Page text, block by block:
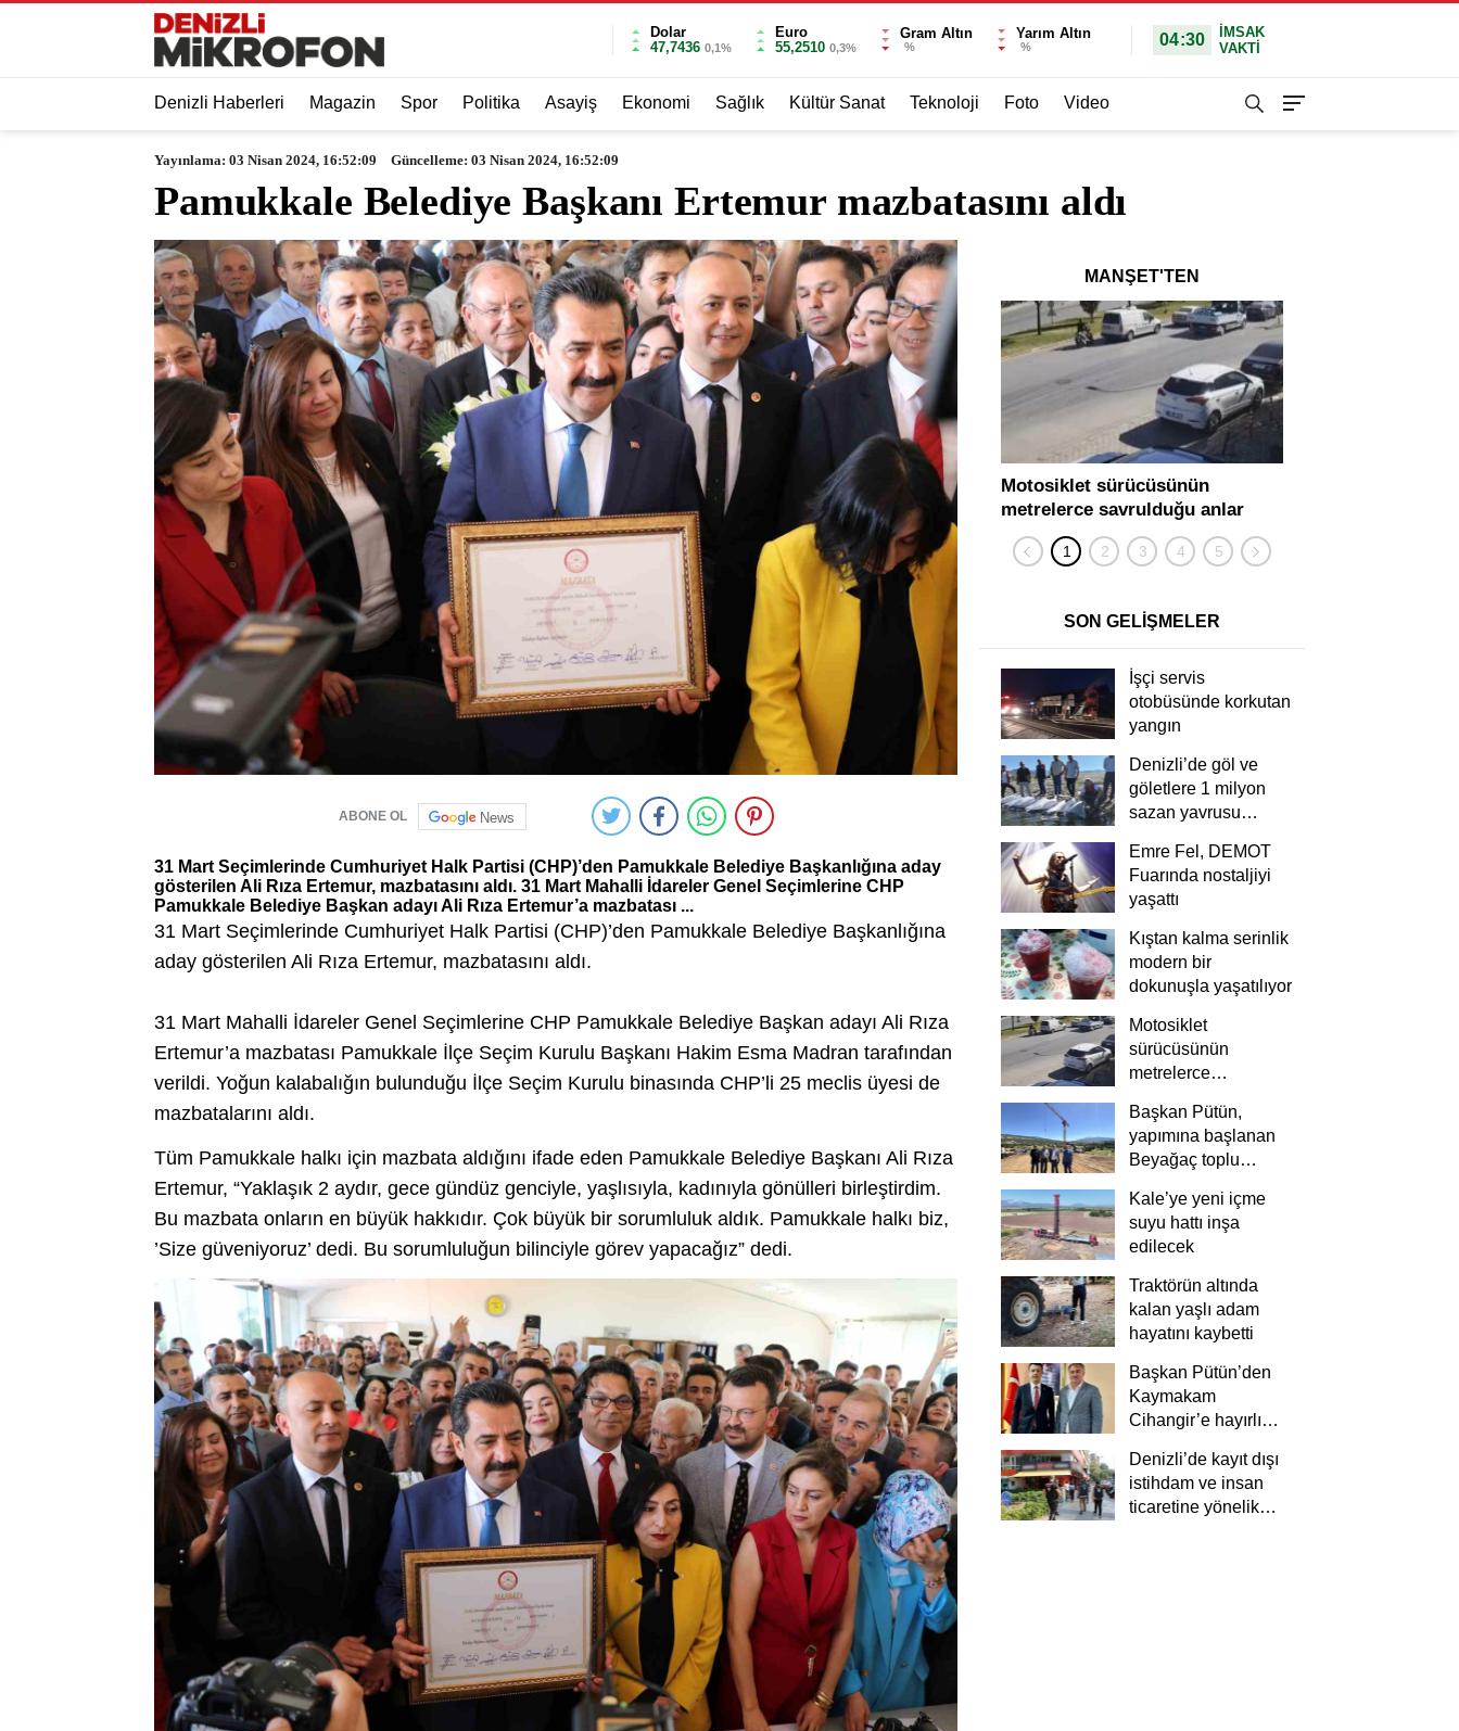
Dolar
47,7436 0,1%
Euro
55,2510 0,3%
Gram Altın
%
Yarım Altın
% 04:30
İMSAK
VAKTİ
Denizli Haberleri Magazin Spor Politika Asayiş Ekonomi Sağlık Kültür Sanat Teknoloji Foto Video
Yayınlama: 03 Nisan 2024, 16:52:09 Güncelleme: 03 Nisan 2024, 16:52:09
Pamukkale Belediye Başkanı Ertemur mazbatasını aldı
ABONE OL News
31 Mart Seçimlerinde Cumhuriyet Halk Partisi (CHP)’den Pamukkale Belediye Başkanlığına aday
gösterilen Ali Rıza Ertemur, mazbatasını aldı. 31 Mart Mahalli İdareler Genel Seçimlerine CHP
Pamukkale Belediye Başkan adayı Ali Rıza Ertemur’a mazbatası ...
31 Mart Seçimlerinde Cumhuriyet Halk Partisi (CHP)’den Pamukkale Belediye Başkanlığına
aday gösterilen Ali Rıza Ertemur, mazbatasını aldı.
31 Mart Mahalli İdareler Genel Seçimlerine CHP Pamukkale Belediye Başkan adayı Ali Rıza
Ertemur’a mazbatası Pamukkale İlçe Seçim Kurulu Başkanı Hakim Esma Madran tarafından
verildi. Yoğun kalabalığın bulunduğu İlçe Seçim Kurulu binasında CHP’li 25 meclis üyesi de
mazbatalarını aldı.
Tüm Pamukkale halkı için mazbata aldığını ifade eden Pamukkale Belediye Başkanı Ali Rıza
Ertemur, “Yaklaşık 2 aydır, gece gündüz genciyle, yaşlısıyla, kadınıyla gönülleri birleştirdim.
Bu mazbata onların en büyük hakkıdır. Çok büyük bir sorumluluk aldık. Pamukkale halkı biz,
’Size güveniyoruz’ dedi. Bu sorumluluğun bilinciyle görev yapacağız” dedi.
MANŞET'TEN
Motosiklet sürücüsünün
metrelerce savrulduğu anlar
güvenlik kamerasında
SON GELİŞMELER
İşçi servis
otobüsünde korkutan
yangın
Denizli’de göl ve
göletlere 1 milyon
sazan yavrusu
Emre Fel, DEMOT
Fuarında nostaljiyi
yaşattı
Kıştan kalma serinlik
modern bir
dokunuşla yaşatılıyor
Motosiklet
sürücüsünün
metrelerce
güvenlik
kamerasında
Başkan Pütün,
yapımına başlanan
Beyağaç toplu
Kale’ye yeni içme
suyu hattı inşa
edilecek
Traktörün altında
kalan yaşlı adam
hayatını kaybetti
Başkan Pütün’den
Kaymakam
Cihangir’e hayırlı
Denizli’de kayıt dışı
istihdam ve insan
ticaretine yönelik